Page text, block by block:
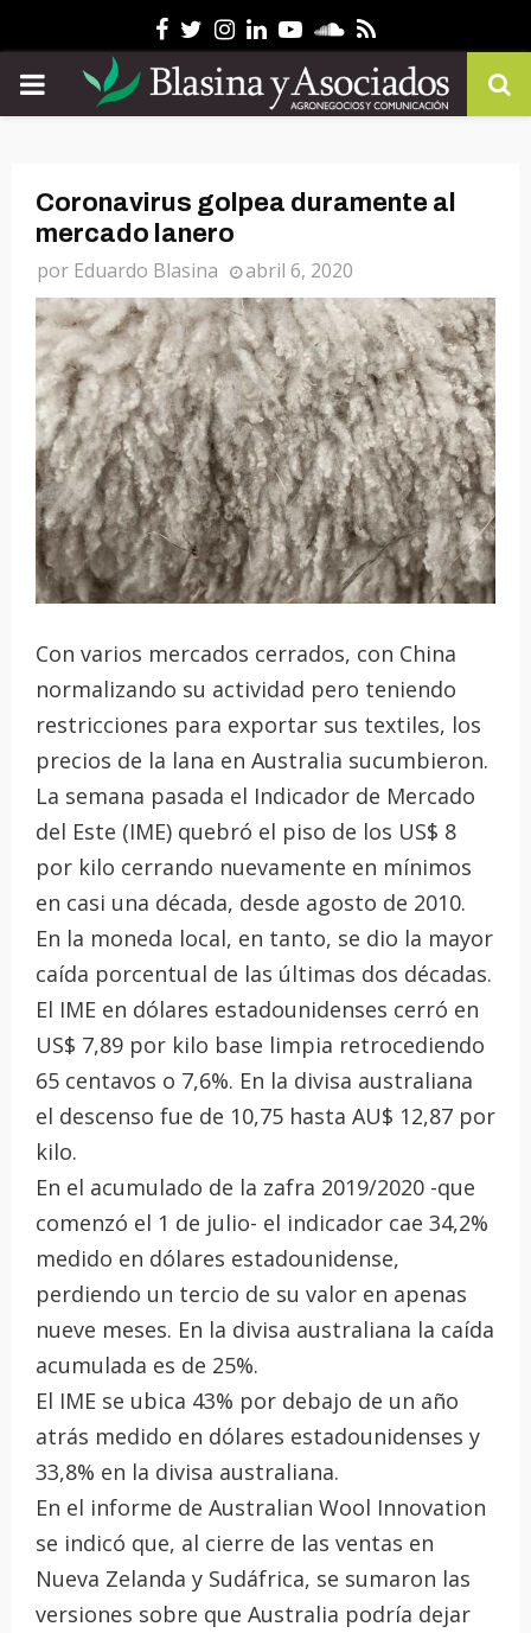
Facebook
Twitter
Instagram
Linkedin
YoutubeSoundcloud
Rss
PRIMARY
Coronavirus golpea duramente al
mercado lanero
por Eduardo Blasina abril 6, 2020
Con varios mercados cerrados, con China
normalizando su actividad pero teniendo
restricciones para exportar sus textiles, los
precios de la lana en Australia sucumbieron.
La semana pasada el Indicador de Mercado
del Este (IME) quebró el piso de los US$ 8
por kilo cerrando nuevamente en mínimos
en casi una década, desde agosto de 2010.
En la moneda local, en tanto, se dio la mayor
caída porcentual de las últimas dos décadas.
El IME en dólares estadounidenses cerró en
US$ 7,89 por kilo base limpia retrocediendo
65 centavos o 7,6%. En la divisa australiana
el descenso fue de 10,75 hasta AU$ 12,87 por
kilo.
En el acumulado de la zafra 2019/2020 -que
comenzó el 1 de julio- el indicador cae 34,2%
medido en dólares estadounidense,
perdiendo un tercio de su valor en apenas
nueve meses. En la divisa australiana la caída
acumulada es de 25%.
El IME se ubica 43% por debajo de un año
atrás medido en dólares estadounidenses y
33,8% en la divisa australiana.
En el informe de Australian Wool Innovation
se indicó que, al cierre de las ventas en
Nueva Zelanda y Sudáfrica, se sumaron las
versiones sobre que Australia podría dejar